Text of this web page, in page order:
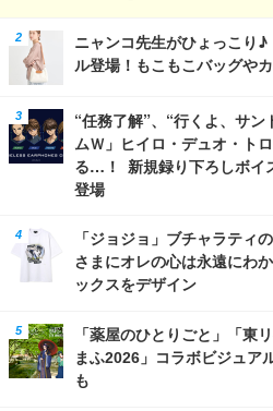
ニャンコ先生がひょっこり
ル登場！もこもこバッグや
“任務了解”、“行くよ、サ
ムＷ」ヒイロ・デュオ・ト
る…！ 新規録り下ろしボイ
登場
「ジョジョ」ブチャラティ
さまにオレの心は永遠にわ
ックスをデザイン
「薬屋のひとりごと」「東
まふ2026」コラボビジュア
も